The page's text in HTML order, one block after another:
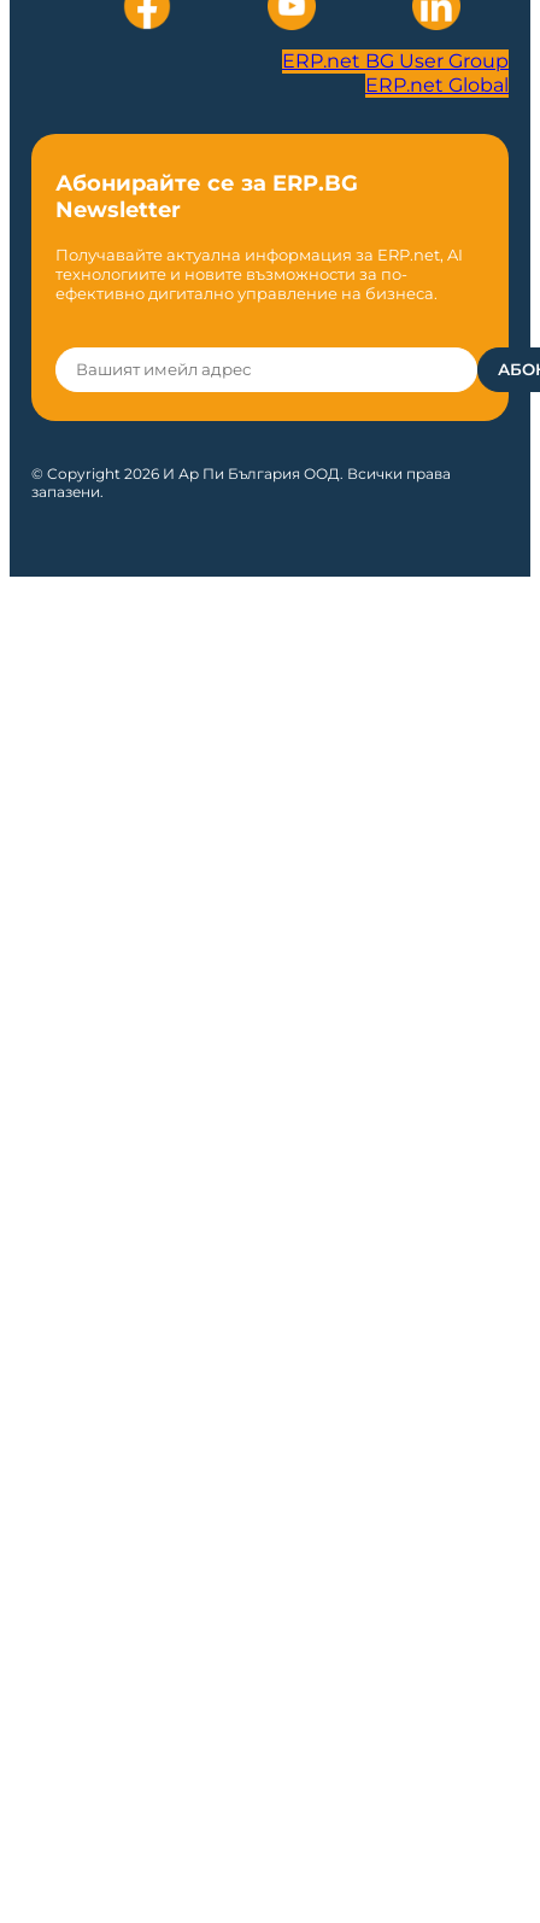
ERP.net BG User Group
ERP.net Global
Абонирайте се за ERP.BG
Newsletter
Получавайте актуална информация за ERP.net, AI
технологиите и новите възможности за по-
ефективно дигитално управление на бизнеса.
© Copyright 2026 И Ар Пи България ООД. Всички права
запазени.